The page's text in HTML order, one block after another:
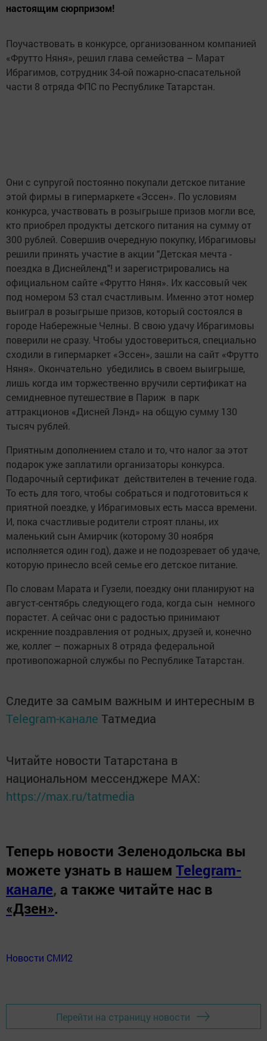
настоящим сюрпризом!
Поучаствовать в конкурсе, организованном компанией
«Фрутто Няня», решил глава семейства – Марат
Ибрагимов, сотрудник 34-ой пожарно-спасательной
части 8 отряда ФПС по Республике Татарстан.
Они с супругой постоянно покупали детское питание
этой фирмы в гипермаркете «Эссен». По условиям
конкурса, участвовать в розыгрыше призов могли все,
кто приобрел продукты детского питания на сумму от
300 рублей. Совершив очередную покупку, Ибрагимовы
решили принять участие в акции "Детская мечта -
поездка в Диснейленд"! и зарегистрировались на
официальном сайте «Фрутто Няня». Их кассовый чек
под номером 53 стал счастливым. Именно этот номер
выиграл в розыгрыше призов, который состоялся в
городе Набережные Челны. В свою удачу Ибрагимовы
поверили не сразу. Чтобы удостовериться, специально
сходили в гипермаркет «Эссен», зашли на сайт «Фрутто
Няня». Окончательно убедились в своем выигрыше,
лишь когда им торжественно вручили сертификат на
семидневное путешествие в Париж в парк
аттракционов «Дисней Лэнд» на общую сумму 130
тысяч рублей.
Приятным дополнением стало и то, что налог за этот
подарок уже заплатили организаторы конкурса.
Подарочный сертификат действителен в течение года.
То есть для того, чтобы собраться и подготовиться к
приятной поездке, у Ибрагимовых есть масса времени.
И, пока счастливые родители строят планы, их
маленький сын Амирчик (которому 30 ноября
исполняется один год), даже и не подозревает об удаче,
которую принесло всей семье его детское питание.
По словам Марата и Гузели, поездку они планируют на
август-сентябрь следующего года, когда сын немного
порастет. А сейчас они с радостью принимают
искренние поздравления от родных, друзей и, конечно
же, коллег – пожарных 8 отряда федеральной
противопожарной службы по Республике Татарстан.
Следите за самым важным и интересным в
Telegram-канале Татмедиа
Читайте новости Татарстана в
национальном мессенджере MАХ:
https://max.ru/tatmedia
Теперь новости Зеленодольска вы
можете узнать в нашем Telegram-
канале, а также читайте нас в
«Дзен».
Новости СМИ2
Перейти на страницу новости